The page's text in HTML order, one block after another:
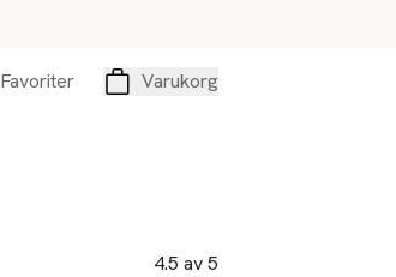
Favoriter
Varukorg
4.5 av 5